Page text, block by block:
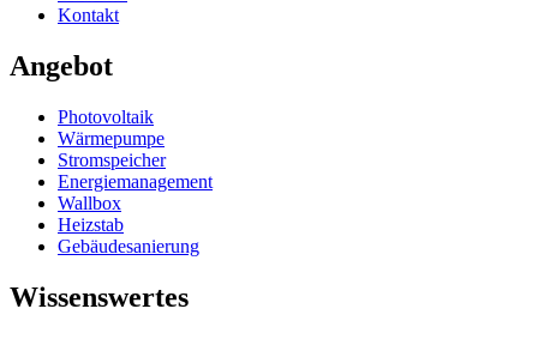
Kontakt
Angebot
Photovoltaik
Wärmepumpe
Stromspeicher
Energiemanagement
Wallbox
Heizstab
Gebäudesanierung
Wissenswertes